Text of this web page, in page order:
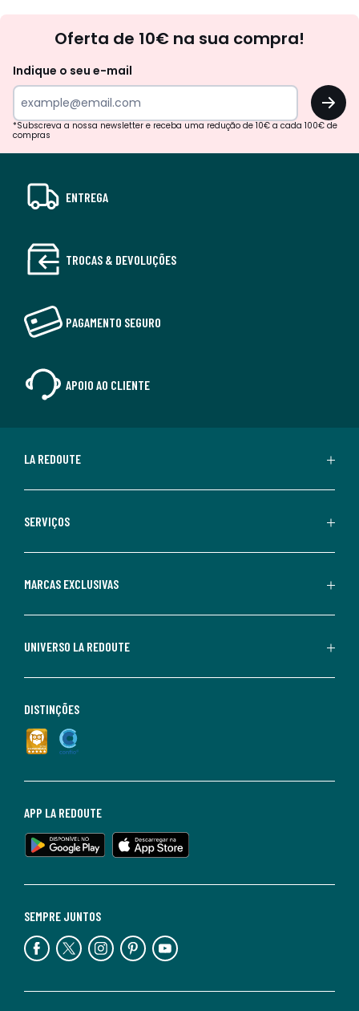
Oferta de 10€ na sua compra!
Indique o seu e-mail
OK
*Subscreva a nossa newsletter e receba uma redução de 10€ a cada 100€ de
compras
ENTREGA
TROCAS & DEVOLUÇÕES
PAGAMENTO SEGURO
APOIO AO CLIENTE
LA REDOUTE
SERVIÇOS
MARCAS EXCLUSIVAS
UNIVERSO LA REDOUTE
SEMPRE JUNTOS
APP LA REDOUTE
DISTINÇÕES